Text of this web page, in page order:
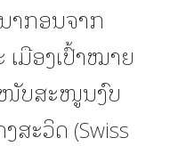
າກອນຈາກ
ເມືອງເປົ້າໝາຍ
ໜັບສະໜູນງົບ
ສະວິດ (Swiss